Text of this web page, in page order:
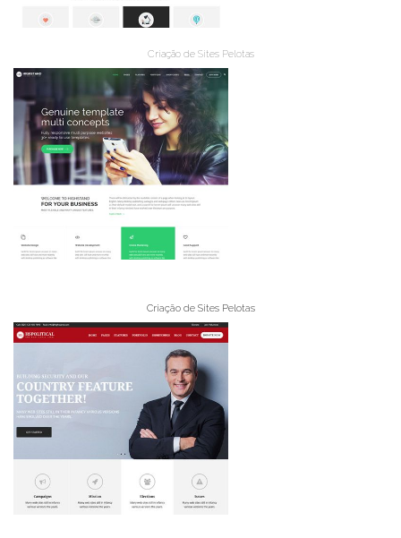
Criação de Sites Pelotas
Criação de Sites Pelotas